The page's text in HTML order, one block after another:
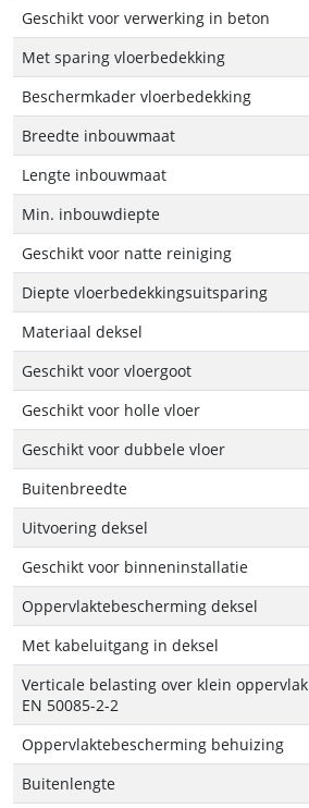
Geschikt voor verwerking in beton
Met sparing vloerbedekking
Beschermkader vloerbedekking
Breedte inbouwmaat
Lengte inbouwmaat
Min. inbouwdiepte
Geschikt voor natte reiniging
Diepte vloerbedekkingsuitsparing
Materiaal deksel
Geschikt voor vloergoot
Geschikt voor holle vloer
Geschikt voor dubbele vloer
Buitenbreedte
Uitvoering deksel
Geschikt voor binneninstallatie
Oppervlaktebescherming deksel
Met kabeluitgang in deksel
Verticale belasting over klein oppervlak
EN 50085-2-2
Oppervlaktebescherming behuizing
Buitenlengte